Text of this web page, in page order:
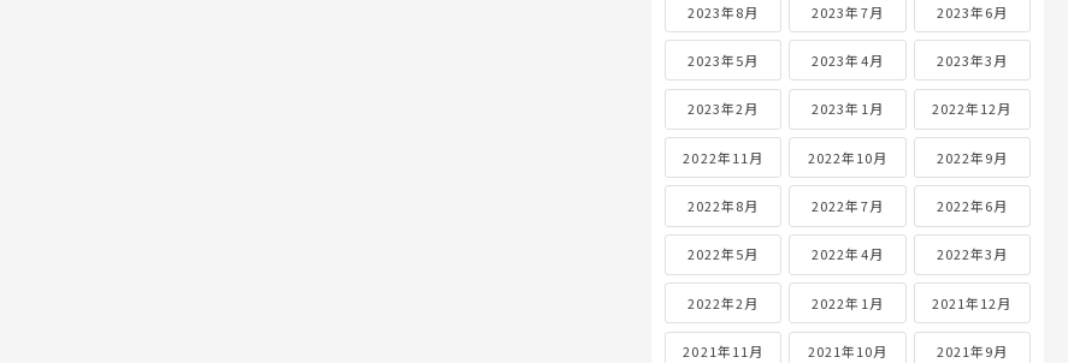
2023年8月 2023年7月 2023年6月
2023年5月 2023年4月 2023年3月
2023年2月 2023年1月 2022年12月
2022年11月 2022年10月 2022年9月
2022年8月 2022年7月 2022年6月
2022年5月 2022年4月 2022年3月
2022年2月 2022年1月 2021年12月
2021年11月 2021年10月 2021年9月